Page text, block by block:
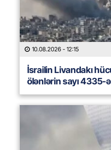
10.08.2026 - 12:15
İsrailin Livandakı
ölənlərin sayı 4335-